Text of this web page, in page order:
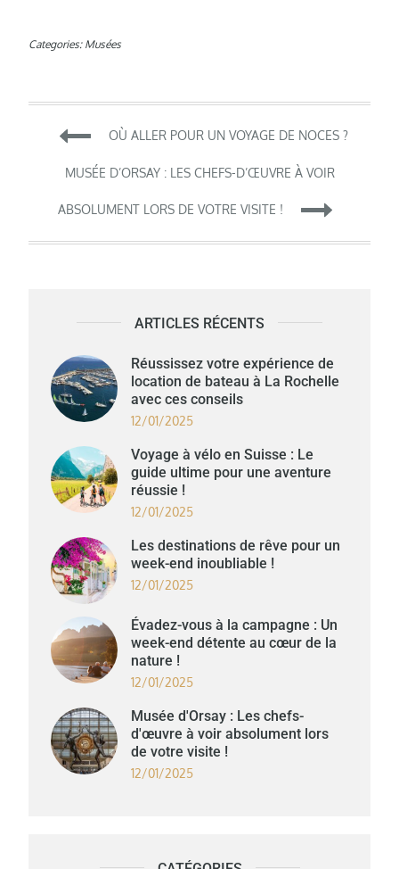
Categories: Musées
Navigation
de
l’article
OÙ ALLER POUR UN VOYAGE DE NOCES ?
MUSÉE D’ORSAY : LES CHEFS-D’ŒUVRE À VOIR
ABSOLUMENT LORS DE VOTRE VISITE !
ARTICLES RÉCENTS
Réussissez votre expérience de
location de bateau à La Rochelle
avec ces conseils
12/01/2025
Voyage à vélo en Suisse : Le
guide ultime pour une aventure
réussie !
12/01/2025
Les destinations de rêve pour un
week-end inoubliable !
12/01/2025
Évadez-vous à la campagne : Un
week-end détente au cœur de la
nature !
12/01/2025
Musée d'Orsay : Les chefs-
d'œuvre à voir absolument lors
de votre visite !
12/01/2025